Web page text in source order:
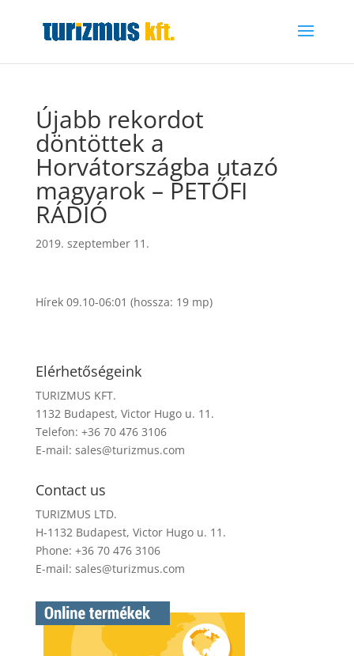
Újabb rekordot
döntöttek a
Horvátországba utazó
magyarok – PETŐFI
RÁDIÓ
2019. szeptember 11.
Hírek 09.10-06:01 (hossza: 19 mp)
Elérhetőségeink
TURIZMUS KFT.
1132 Budapest, Victor Hugo u. 11.
Telefon: +36 70 476 3106
E-mail: sales@turizmus.com
Contact us
TURIZMUS LTD.
H-1132 Budapest, Victor Hugo u. 11.
Phone: +36 70 476 3106
E-mail: sales@turizmus.com